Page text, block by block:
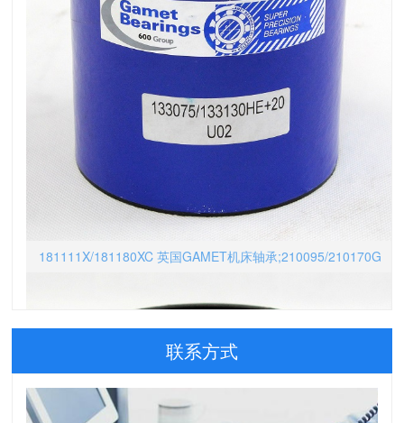
181111X/181180XC 英国GAMET机床轴承;210095/210170G
联系方式